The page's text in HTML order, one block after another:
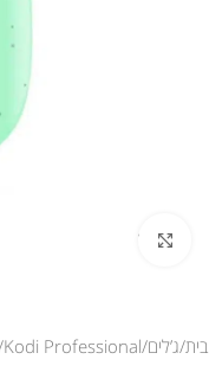
לחץ להגדלת התמונה
ג’לים Kodi Professional